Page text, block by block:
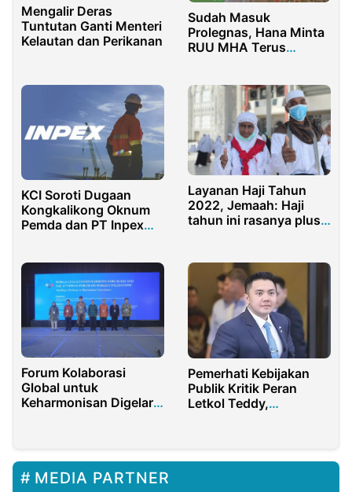
Mengalir Deras
Tuntutan Ganti Menteri
Kelautan dan Perikanan
Sudah Masuk
Prolegnas, Hana Minta
RUU MHA Terus
KCI Soroti Dugaan
Kongkalikong Oknum
Pemda dan PT Inpex
Layanan Haji Tahun
2022, Jemaah: Haji
tahun ini rasanya plus
Forum Kolaborasi
Global untuk
Keharmonisan Digelar
Pemerhati Kebijakan
Publik Kritik Peran
Letkol Teddy,
MEDIA PARTNER